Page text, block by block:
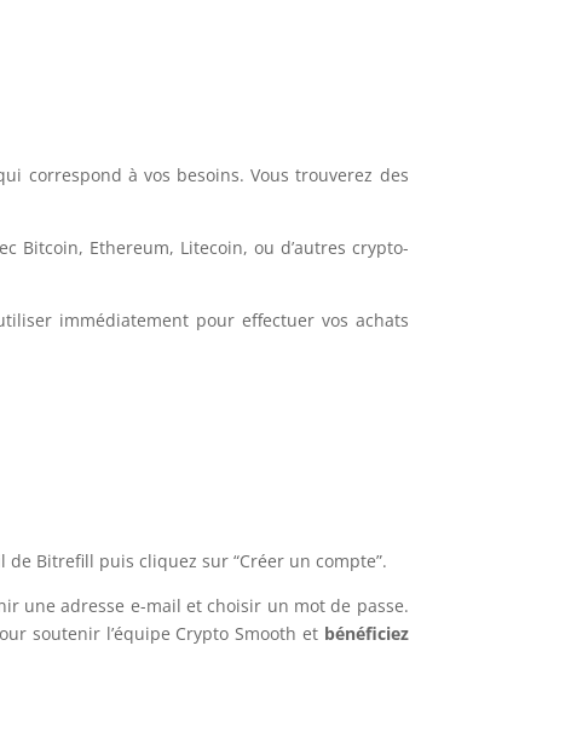
correspond à vos besoins. Vous trouverez des
Bitcoin, Ethereum, Litecoin, ou d’autres crypto-
immédiatement pour effectuer vos achats
Bitrefill puis cliquez sur “Créer un compte”.
une adresse e-mail et choisir un mot de passe.
soutenir l’équipe Crypto Smooth et bénéficiez